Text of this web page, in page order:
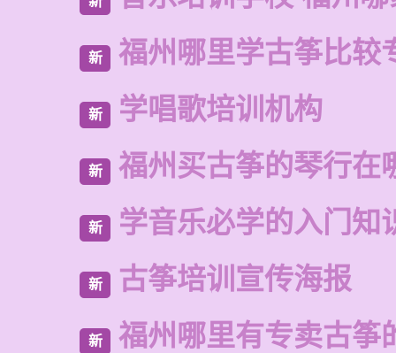
新 福州哪里学古筝比较
新 学唱歌培训机构
新 福州买古筝的琴行在
新 学音乐必学的入门知
新 古筝培训宣传海报
新 福州哪里有专卖古筝